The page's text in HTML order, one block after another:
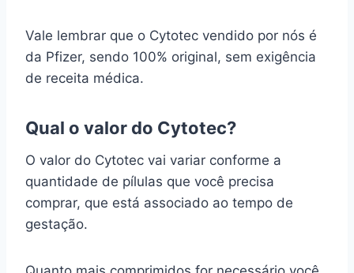
Vale lembrar que o Cytotec vendido por nós é
da Pfizer, sendo 100% original, sem exigência
de receita médica.
Qual o valor do Cytotec?
O valor do Cytotec vai variar conforme a
quantidade de pílulas que você precisa
comprar, que está associado ao tempo de
gestação.